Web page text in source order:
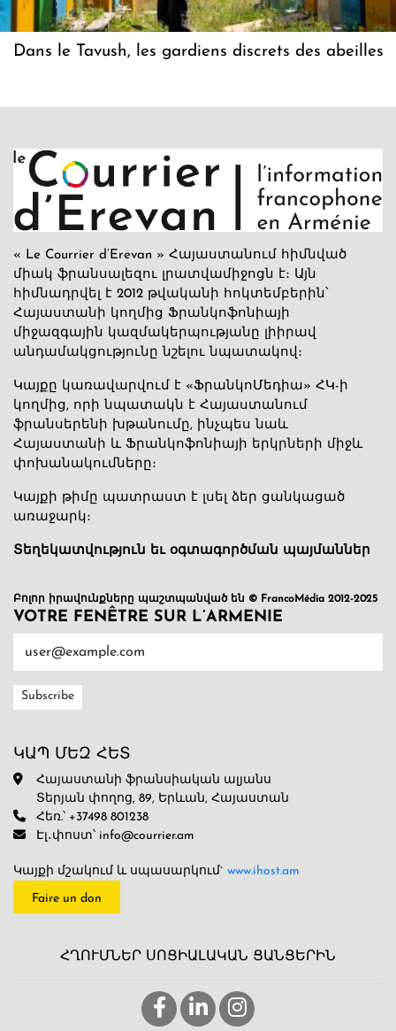
Dans le Tavush, les gardiens discrets des abeilles
« Le Courrier d’Erevan » Հայաստանում հիմնված
միակ ֆրանսալեզու լրատվամիջոցն է։ Այն
հիմնադրվել է 2012 թվականի հոկտեմբերին՝
Հայաստանի կողմից Ֆրանկոֆոնիայի
միջազգային կազմակերպությանը լիիրավ
անդամակցությունը նշելու նպատակով։
Կայքը կառավարվում է «ՖրանկոՄեդիա» ՀԿ-ի
կողմից, որի նպատակն է Հայաստանում
ֆրանսերենի խթանումը, ինչպես նաև
Հայաստանի և Ֆրանկոֆոնիայի երկրների միջև
փոխանակումները։
Կայքի թիմը պատրաստ է լսել ձեր ցանկացած
առաջարկ։
Տեղեկատվություն եւ օգտագործման պայմաններ
Բոլոր իրավունքները պաշտպանված են © FrancoMédia 2012-2025
VOTRE FENÊTRE SUR L’ARMENIE
ԿԱՊ ՄԵԶ ՀԵՏ
Հայաստանի ֆրանսիական ալյանս
Տերյան փողոց, 89, Երևան, Հայաստան
Հեռ.՝ +37498 801238
Էլ․փոստ՝ info@courrier.am
Կայքի մշակում և սպասարկում` www.ihost.am
Faire un don
ՀՂՈՒՄՆԵՐ ՍՈՑԻԱԼԱԿԱՆ ՑԱՆՑԵՐԻՆ